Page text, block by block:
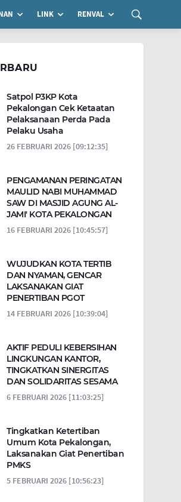
LINK RENVAL
Satpol P3KP Kota
Pekalongan Cek Ketaatan
Pelaksanaan Perda Pada
Pelaku Usaha
26 FEBRUARI 2026 [09:12:35]
PENGAMANAN PERINGATAN
MAULID NABI MUHAMMAD
SAW DI MASJID AGUNG AL-
JAMI' KOTA PEKALONGAN
16 FEBRUARI 2026 [10:45:57]
WUJUDKAN KOTA TERTIB
DAN NYAMAN, GENCAR
LAKSANAKAN GIAT
PENERTIBAN PGOT
14 FEBRUARI 2026 [10:39:04]
AKTIF PEDULI KEBERSIHAN
LINGKUNGAN KANTOR,
TINGKATKAN SINERGITAS
DAN SOLIDARITAS SESAMA
6 FEBRUARI 2026 [11:03:25]
Tingkatkan Ketertiban
Umum Kota Pekalongan,
Laksanakan Giat Penertiban
PMKS
5 FEBRUARI 2026 [10:56:23]